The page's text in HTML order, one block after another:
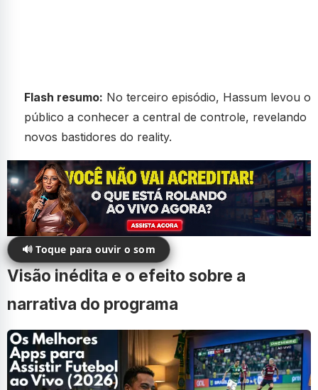
Flash resumo: No terceiro episódio, Hassum levou o
público a conhecer a central de controle, revelando
novos bastidores do reality.
🔊 Toque para ouvir o som
Visão inédita e o efeito sobre a
narrativa do programa